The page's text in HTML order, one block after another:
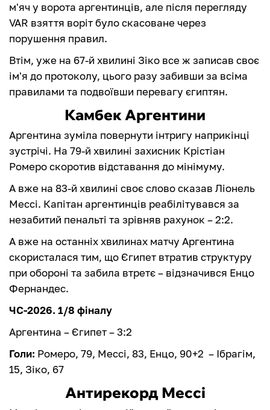
м'яч у ворота аргентинців, але після перегляду
VAR взяття воріт було скасоване через
порушення правил.
Втім, уже на 67-й хвилині Зіко все ж записав своє
ім'я до протоколу, цього разу забивши за всіма
правилами та подвоївши перевагу єгиптян.
Камбек Аргентини
Аргентина зуміла повернути інтригу наприкінці
зустрічі. На 79-й хвилині захисник Крістіан
Ромеро скоротив відставання до мінімуму.
А вже на 83-й хвилині своє слово сказав Ліонель
Мессі. Капітан аргентинців реабілітувався за
незабитий пенальті та зрівняв рахунок – 2:2.
А вже на останніх хвилинах матчу Аргентина
скористалася тим, що Єгипет втратив структуру
при обороні та забила втретє – відзначився Енцо
Фернандес.
ЧС-2026. 1/8 фіналу
Аргентина – Єгипет – 3:2
Голи: Ромеро, 79, Мессі, 83, Енцо, 90+2 – Ібрагім,
15, Зіко, 67
Антирекорд Мессі